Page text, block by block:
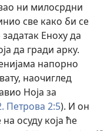
ни милосрдни
све како би се
Еноху да
да гради арку.
напорно
наочиглед
Ноја за
Петрова 2:5). И он
осуду која ће